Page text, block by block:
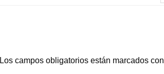
Los campos obligatorios están marcados con